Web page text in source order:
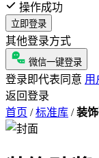
操作成功
立即登录
其他登录方式
微信一键登录
登录即代表同意 用
返回登录
首页 / 标准库 / 装